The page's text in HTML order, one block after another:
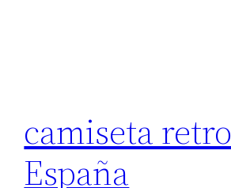
camiseta retro
España